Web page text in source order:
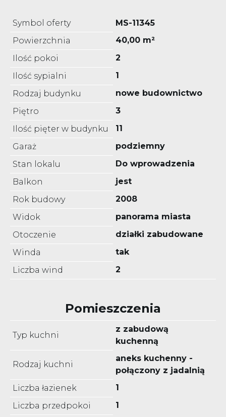
Symbol oferty
MS-11345
Powierzchnia
40,00 m²
Ilość pokoi
2
Ilość sypialni
1
Rodzaj budynku
nowe budownictwo
Piętro
3
Ilość pięter w budynku
11
Garaż
podziemny
Stan lokalu
Do wprowadzenia
Balkon
jest
Rok budowy
2008
Widok
panorama miasta
Otoczenie
działki zabudowane
Winda
tak
Liczba wind
2
Pomieszczenia
Typ kuchni
z zabudową
kuchenną
Rodzaj kuchni
aneks kuchenny -
połączony z jadalnią
Liczba łazienek
1
Liczba przedpokoi
1